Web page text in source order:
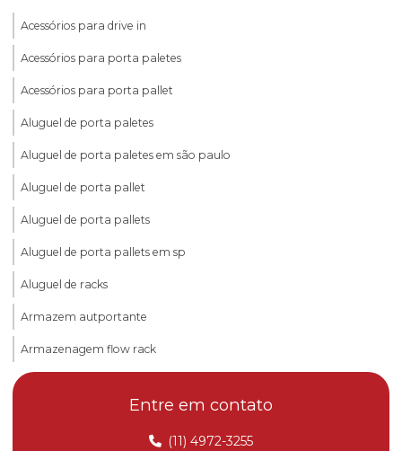
Acessórios para drive in
Acessórios para porta paletes
Acessórios para porta pallet
Aluguel de porta paletes
Aluguel de porta paletes em são paulo
Aluguel de porta pallet
Aluguel de porta pallets
Aluguel de porta pallets em sp
Aluguel de racks
Armazem autportante
Armazenagem flow rack
Calculos estruturais porta palletEntre em contato
(11) 4972-3255